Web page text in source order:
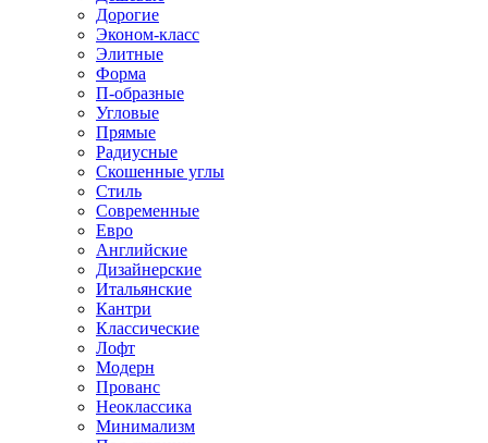
Дорогие
Эконом-класс
Элитные
Форма
П-образные
Угловые
Прямые
Радиусные
Скошенные углы
Стиль
Современные
Евро
Английские
Дизайнерские
Итальянские
Кантри
Классические
Лофт
Модерн
Прованс
Неоклассика
Минимализм